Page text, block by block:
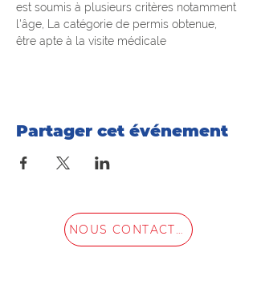
est soumis à plusieurs critères notamment
l'âge, La catégorie de permis obtenue,
être apte à la visite médicale
Partager cet événement
NOUS CONTACTER